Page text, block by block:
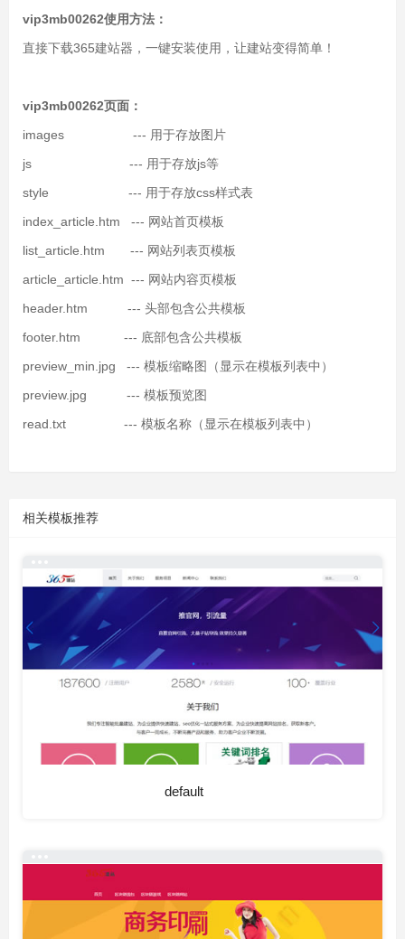
vip3mb00262使用方法：
直接下载365建站器，一键安装使用，让建站变得简单！
vip3mb00262页面：
images --- 用于存放图片
js --- 用于存放js等
style --- 用于存放css样式表
index_article.htm --- 网站首页模板
list_article.htm --- 网站列表页模板
article_article.htm --- 网站内容页模板
header.htm --- 头部包含公共模板
footer.htm --- 底部包含公共模板
preview_min.jpg --- 模板缩略图（显示在模板列表中）
preview.jpg --- 模板预览图
read.txt --- 模板名称（显示在模板列表中）
相关模板推荐
default